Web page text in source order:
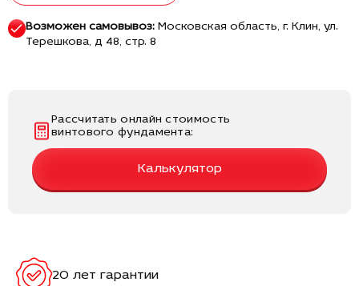
Возможен самовывоз:Московская область, г. Клин, ул.
Терешкова, д 48, стр. 8
Рассчитать онлайн стоимость
винтового фундамента:
Калькулятор
20 лет гарантии